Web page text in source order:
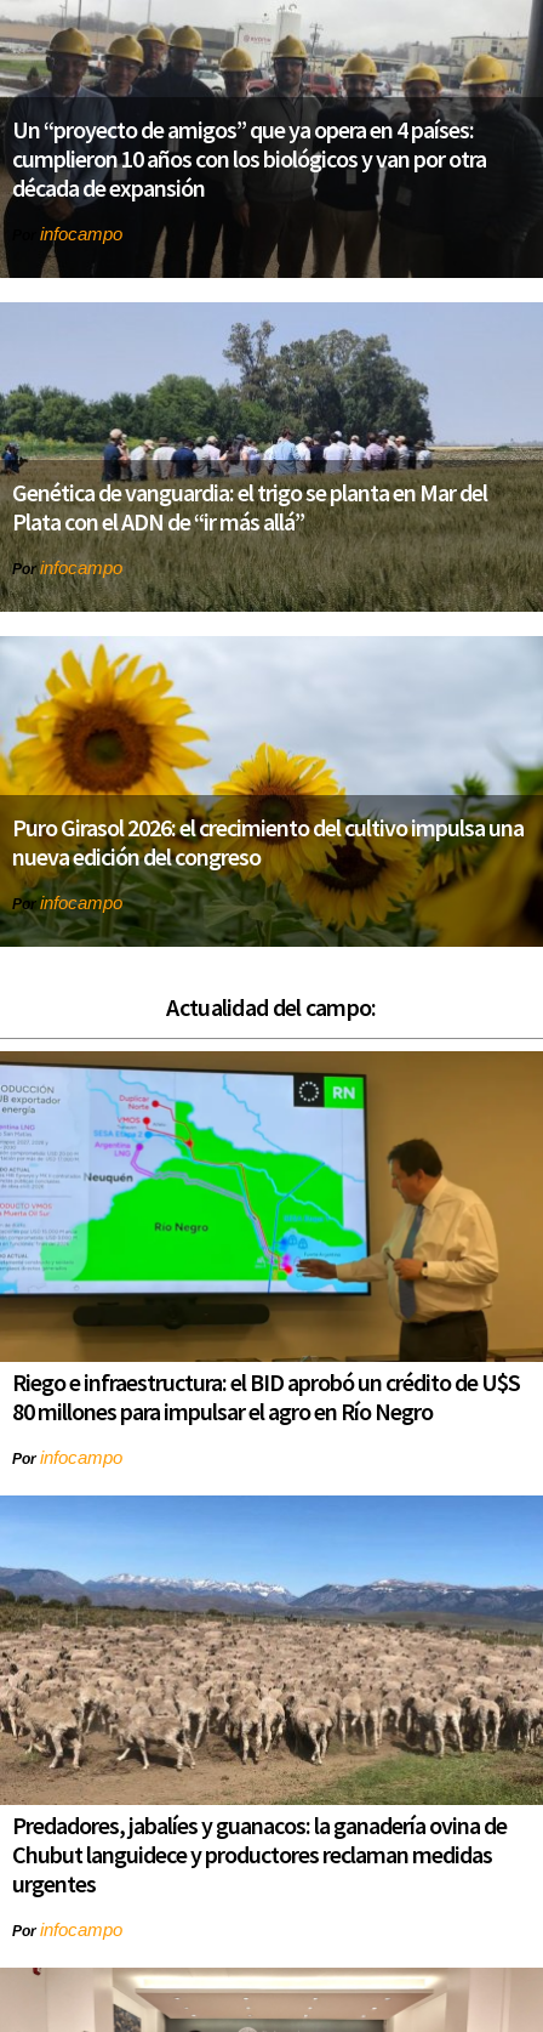
Un “proyecto de amigos” que ya opera en 4 países:
cumplieron 10 años con los biológicos y van por otra
década de expansión
infocampo
Genética de vanguardia: el trigo se planta en Mar del
Plata con el ADN de “ir más allá”
Porinfocampo
Puro Girasol 2026: el crecimiento del cultivo impulsa una
nueva edición del congreso
Por infocampo
Actualidad del campo:
Riego e infraestructura: el BID aprobó un crédito de U$S
80 millones para impulsar el agro en Río Negro
Porinfocampo
Predadores, jabalíes y guanacos: la ganadería ovina de
Chubut languidece y productores reclaman medidas
urgentes
Porinfocampo